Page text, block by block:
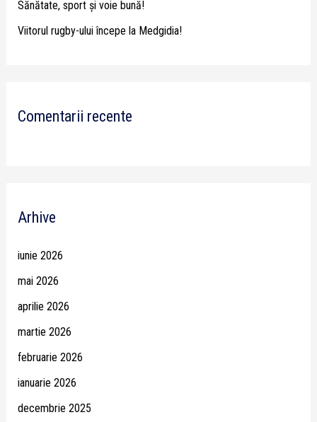
Sănătate, sport și voie bună!
Viitorul rugby-ului începe la Medgidia!
Comentarii recente
Arhive
iunie 2026
mai 2026
aprilie 2026
martie 2026
februarie 2026
ianuarie 2026
decembrie 2025